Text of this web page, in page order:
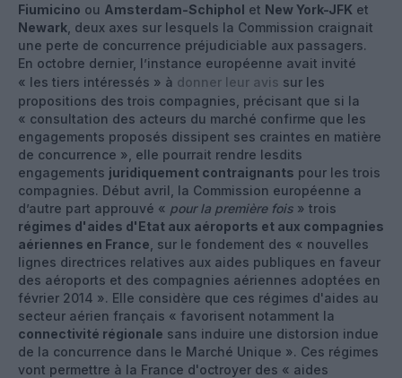
Fiumicino ou Amsterdam-Schiphol et New York-JFK et
Newark , deux axes sur lesquels la Commission craignait
une perte de concurrence préjudiciable aux passagers.
En octobre dernier, l’instance européenne avait invité
« les tiers intéressés » à donner leur avis sur les
propositions des trois compagnies, précisant que si la
« consultation des acteurs du marché confirme que les
engagements proposés dissipent ses craintes en matière
de concurrence », elle pourrait rendre lesdits
engagements juridiquement contraignants pour les trois
compagnies. Début avril, la Commission européenne a
d’autre part approuvé « pour la première fois » trois
régimes d'aides d'Etat aux aéroports et aux compagnies
aériennes en France , sur le fondement des « nouvelles
lignes directrices relatives aux aides publiques en faveur
des aéroports et des compagnies aériennes adoptées en
février 2014 ». Elle considère que ces régimes d'aides au
secteur aérien français « favorisent notamment la
connectivité régionale sans induire une distorsion indue
de la concurrence dans le Marché Unique ». Ces régimes
vont permettre à la France d'octroyer des « aides